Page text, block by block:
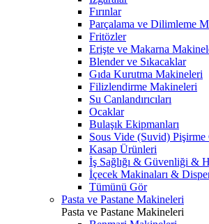
Fırınlar
Parçalama ve Dilimleme
Fritözler
Erişte ve Makarna
Blender ve Sıkacaklar
Gıda Kurutma Makineleri
Filizlendirme Makineleri
Su Canlandırıcıları
Ocaklar
Bulaşık Ekipmanları
Sous Vide (Suvid) Pişirme
Kasap Ürünleri
İş Sağlığı & Güvenliği &
İçecek Makinaları &
Tümünü Gör
Pasta ve Pastane Makineleri
Pasta ve Pastane Makineleri